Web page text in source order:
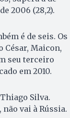
2006 (28,2).
é de seis. Os
César, Maicon,
seu terceiro
em 2010.
Silva.
vai à Rússia.